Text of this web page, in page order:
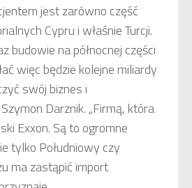
jest zarówno część
Cypru i właśnie Turcji.
budowie na północnej części
więc będzie kolejne miliardy
swój biznes i
Darznik. „Firmą, która
Exxon. Są to ogromne
tylko Południowy czy
ma zastąpić import